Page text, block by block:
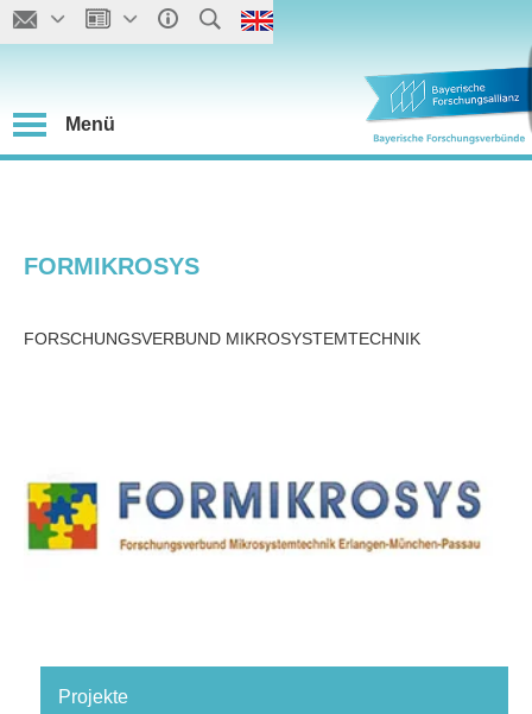
Menü
FORMIKROSYS
FORSCHUNGSVERBUND MIKROSYSTEMTECHNIK
Projekte